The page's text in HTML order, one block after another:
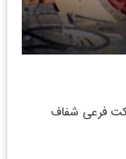
فرعی شفاف